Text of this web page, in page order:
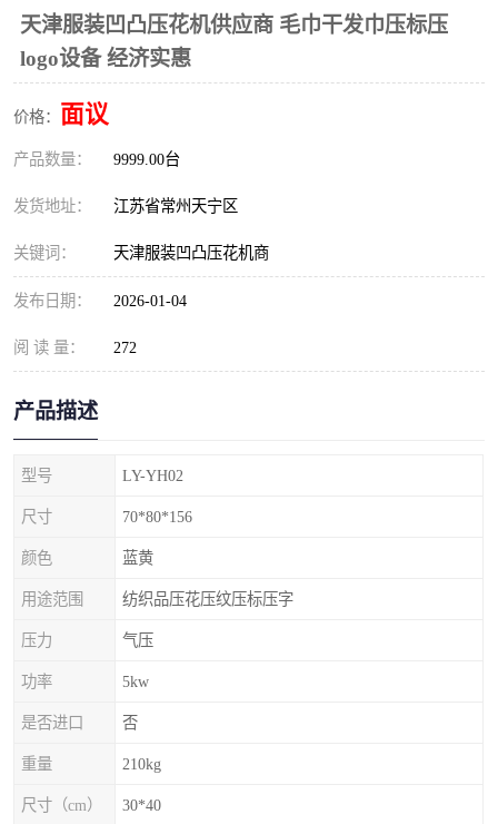
天津服装凹凸压花机供应商 毛巾干发巾压标压
logo设备 经济实惠
价格： 面议
产品数量： 9999.00台
发货地址： 江苏省常州天宁区
关键词： 天津服装凹凸压花机商
发布日期： 2026-01-04
阅 读 量： 272
产品描述
型号 LY-YH02
尺寸 70*80*156
颜色 蓝黄
用途范围 纺织品压花压纹压标压字
压力 气压
功率 5kw
是否进口 否
重量 210kg
尺寸（cm） 30*40